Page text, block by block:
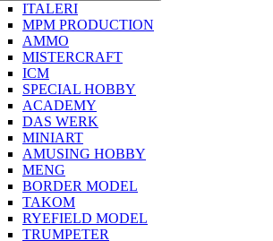
ITALERI
MPM PRODUCTION
AMMO
MISTERCRAFT
ICM
SPECIAL HOBBY
ACADEMY
DAS WERK
MINIART
AMUSING HOBBY
MENG
BORDER MODEL
TAKOM
RYEFIELD MODEL
TRUMPETER